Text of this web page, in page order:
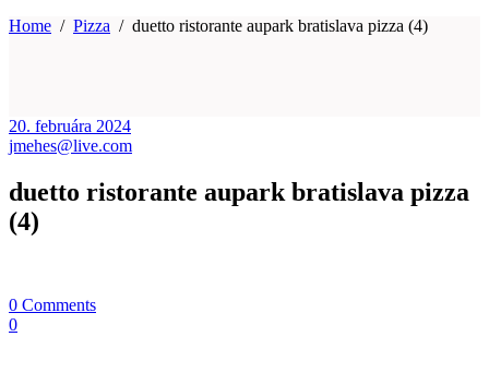
Home / Pizza / duetto ristorante aupark bratislava pizza (4)
20. februára 2024
jmehes@live.com
duetto ristorante aupark bratislava pizza
(4)
0 Comments
0